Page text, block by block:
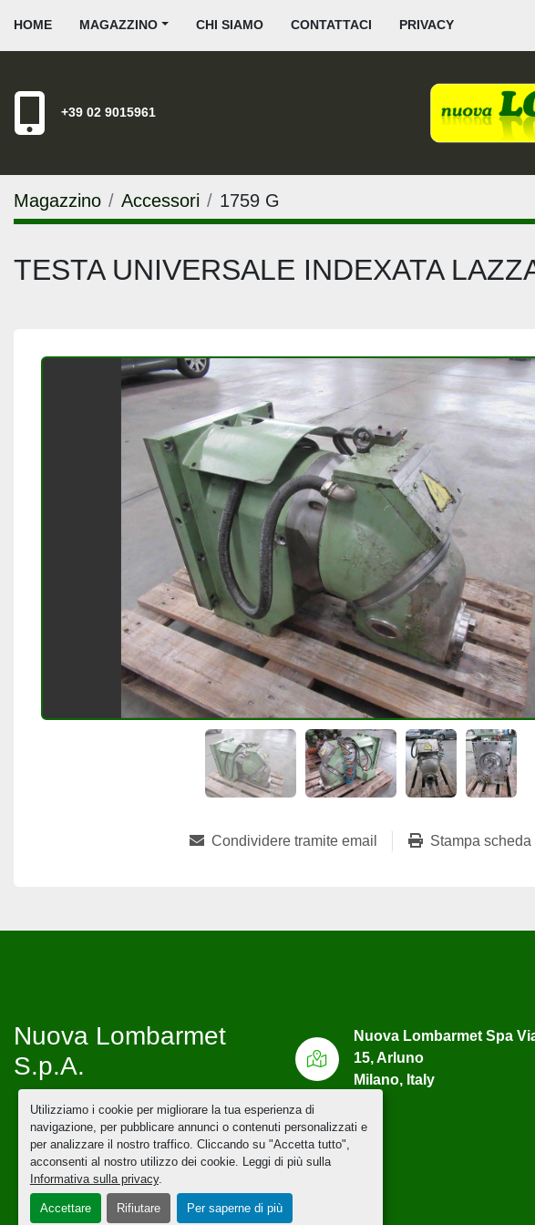
Utilizziamo i cookie per migliorare la tua esperienza di
navigazione, per pubblicare annunci o contenuti personalizzati e
per analizzare il nostro traffico. Cliccando su "Accetta tutto",
acconsenti al nostro utilizzo dei cookie. Leggi di più sulla
Informativa sulla privacy.
Accettare Rifiutare Per saperne di più
HOME MAGAZZINO CHI SIAMO CONTATTACI PRIVACY
+39 02 9015961
Magazzino Accessori 1759 G
TESTA UNIVERSALE INDEXATA
Condividere tramite email Stampa scheda
Nuova Lombarmet
S.p.A.
Nuova Lombarmet Spa
15, Arluno
Milano, Italy